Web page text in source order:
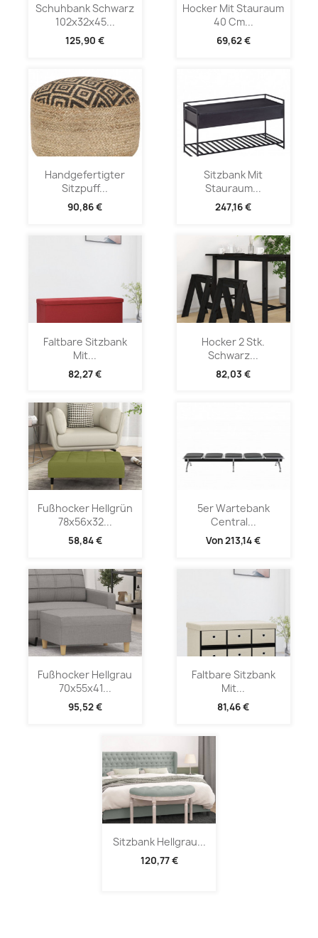
Schuhbank Schwarz
102x32x45...
125,90 €
Hocker Mit Stauraum
40 Cm...
69,62 €
Handgefertigter
Sitzpuff...
90,86 €
Sitzbank Mit
Stauraum...
247,16 €
Faltbare Sitzbank
Mit...
82,27 €
Hocker 2 Stk.
Schwarz...
82,03 €
Fußhocker Hellgrün
78x56x32...
58,84 €
5er Wartebank
Central...
Von213,14 €
Fußhocker Hellgrau
70x55x41...
95,52 €
Faltbare Sitzbank
Mit...
81,46 €
Sitzbank Hellgrau...
120,77 €